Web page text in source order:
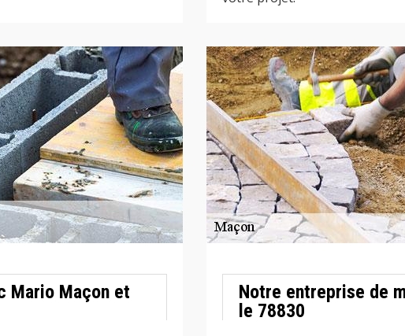
Mario Maçon et
Notre entreprise de
le 78830